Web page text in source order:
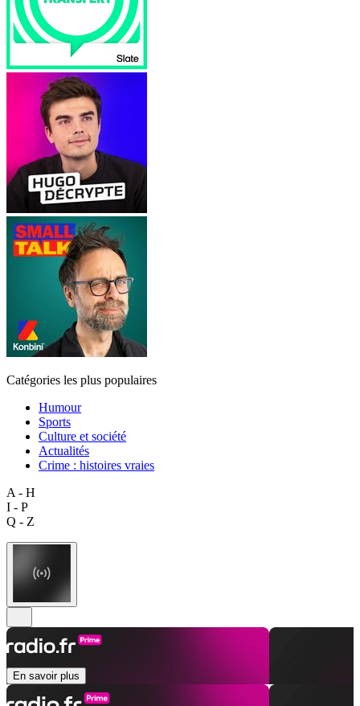
Catégories les plus populaires
Humour
Sports
Culture et société
Actualités
Crime : histoires vraies
A - H
I - P
Q - Z
En savoir plus